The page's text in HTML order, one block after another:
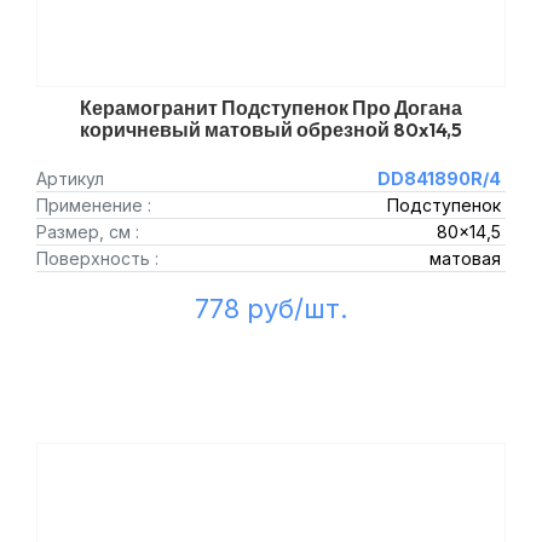
Керамогранит Подступенок Про Догана
коричневый матовый обрезной 80x14,5
Артикул
DD841890R/4
Применение :
Подступенок
Размер, см :
80x14,5
Поверхность :
матовая
778 руб/шт.